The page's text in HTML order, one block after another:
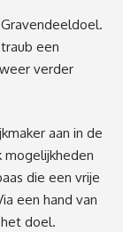
een
verder
aan in de
mogelijkheden
die een vrije
een hand van
doel.